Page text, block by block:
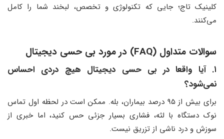
کلینیک تاج؛ جایی که تکنولوژی و تخصص، لبخند شما را کامل
می‌کنند.
سوالات متداول (FAQ) در مورد بی حسی دیجیتال
۱. آیا واقعا در بی حسی دیجیتال هیچ دردی احساس
نمی‌شود؟
برای بیش از ۹۵ درصد بیماران، بله. ممکن است در لحظه اول تماس
نوک دستگاه با لثه، فشاری بسیار جزئی حس کنید، اما خبری از
سوزش و درد ناشی از تزریق نیست.